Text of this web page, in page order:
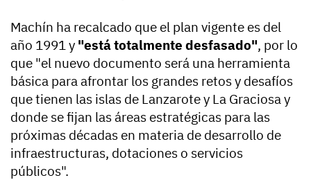
Machín ha recalcado que el plan vigente es del
año 1991 y "está totalmente desfasado", por lo
que "el nuevo documento será una herramienta
básica para afrontar los grandes retos y desafíos
que tienen las islas de Lanzarote y La Graciosa y
donde se fijan las áreas estratégicas para las
próximas décadas en materia de desarrollo de
infraestructuras, dotaciones o servicios
públicos".